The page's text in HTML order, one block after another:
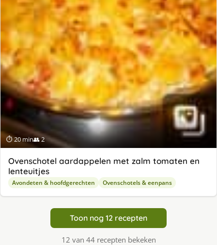
⏱ 20 min👥 2
Ovenschotel aardappelen met zalm tomaten en
lenteuitjes
Avondeten & hoofdgerechten Ovenschotels & eenpans
Toon nog 12 recepten
12 van 44 recepten bekeken